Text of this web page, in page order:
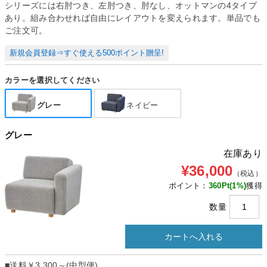
シリーズには右肘つき、左肘つき、肘なし、オットマンの4タイプ
あり。組み合わせれば自由にレイアウトを変えられます。単品でも
ご注文可。
新規会員登録⇒すぐ使える500ポイント贈呈!
カラーを選択してください
グレー ネイビー
グレー
在庫あり
¥36,000 （税込）
ポイント： 360Pt(1%)獲得
数量
■送料￥3,300～(中型便)